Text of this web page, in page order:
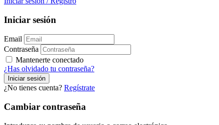
Iniciar sesión
Email
Contraseña
Mantenerte conectado
¿Has olvidado tu contraseña?
¿No tienes cuenta? Regístrate
Cambiar contraseña